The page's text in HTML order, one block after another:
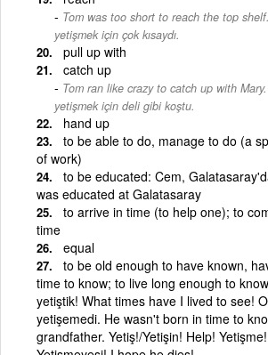
Tom was too short to reach the top shelf.
yetişmek için çok kısaydı.
pull up with
catch up
Tom ran like crazy to catch up with Mary.
yetişmek için deli gibi koştu.
hand up
to be able to do, manage to do (a
of work)
to be educated: Cem,
was educated at Galatasaray
to arrive in time (to help one); to
time
equal
to be old enough to have known,
time to know; to live long enough to
yetiştik! What times have I lived to see!
yetişemedi. He wasn't born in time to
grandfather. Yetiş!/Yetişin! Help!